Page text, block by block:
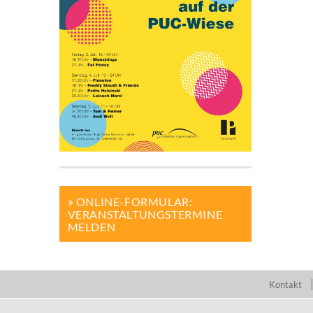
ONLINE-FORMULAR:
VERANSTALTUNGSTERMINE
MELDEN
Kontakt